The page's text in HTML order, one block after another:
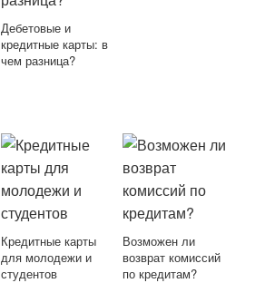
Дебетовые и
кредитные карты: в
чем разница?
Кредитные карты
для молодежи и
студентов
Возможен ли
возврат комиссий
по кредитам?